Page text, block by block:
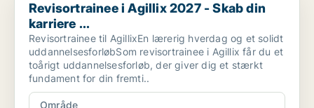
Revisortrainee i Agillix 2027 - Skab din
karriere ...
Revisortrainee til AgillixEn lærerig hverdag og et solidt
uddannelsesforløbSom revisortrainee i Agillix får du et
toårigt uddannelsesforløb, der giver dig et stærkt
fundament for din fremti..
Område